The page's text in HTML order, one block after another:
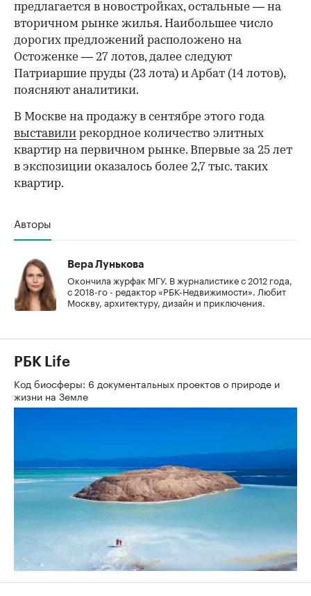
предлагается в новостройках, остальные — на
вторичном рынке жилья. Наибольшее число
дорогих предложений расположено на
Остоженке — 27 лотов, далее следуют
Патриаршие пруды (23 лота) и Арбат (14 лотов),
поясняют аналитики.
В Москве на продажу в сентябре этого года
выставили рекордное количество элитных
квартир на первичном рынке. Впервые за 25 лет
в экспозиции оказалось более 2,7 тыс. таких
квартир.
Авторы
Вера Лунькова
Окончила журфак МГУ. В журналистике с 2012 года,
с 2018-го - редактор «РБК-Недвижимости». Любит
Москву, архитектуру, дизайн и приключения.
РБК Life
Код биосферы: 6 документальных проектов о природе и
жизни на Земле